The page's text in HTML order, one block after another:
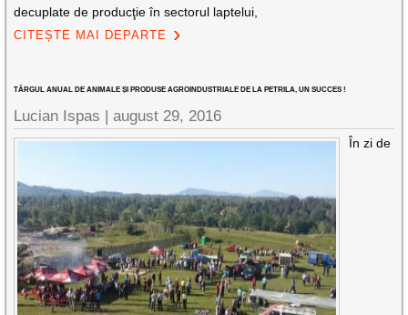
decuplate de producţie în sectorul laptelui,
CITEȘTE MAI DEPARTE
TÂRGUL ANUAL DE ANIMALE ȘI PRODUSE AGROINDUSTRIALE DE LA PETRILA, UN SUCCES !
Lucian Ispas |august 29, 2016
În zi de